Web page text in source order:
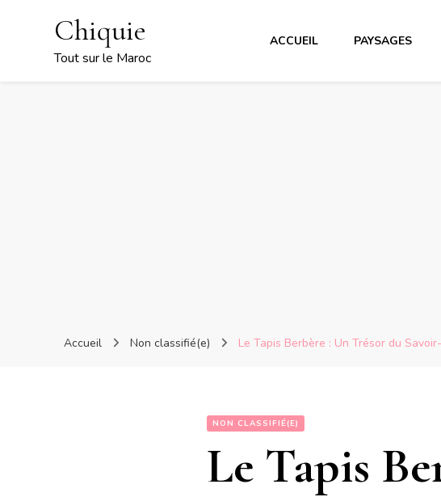
Chiquie
Tout sur le Maroc
ACCUEIL PAYSAGES
Accueil Non classifié(e) Le Tapis Berbère : Un Trésor du
NON CLASSIFIÉ(E)
Le Tapis